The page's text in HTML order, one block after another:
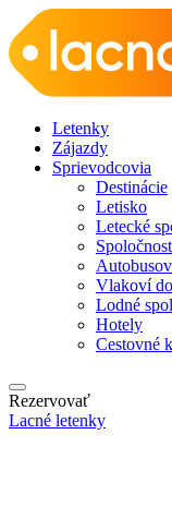
Letenky
Zájazdy
Sprievodcovia
Destinácie
Letisko
Letecké
Vlakoví
Lodné
Hotely
Cestovné
Rezervovať
Lacné letenky